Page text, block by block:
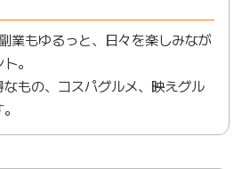
業もゆるっと、日々を楽しみなが
。
もの、コスパグルメ、映えグル